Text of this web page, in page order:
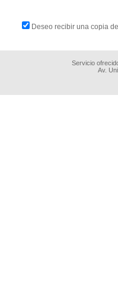
Deseo recibir una copia
Servicio
Av.